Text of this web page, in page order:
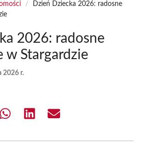
/
Dzień Dziecka 2026: radosne
2026: radosne
w Stargardzie
2026 r.
Share Share Share